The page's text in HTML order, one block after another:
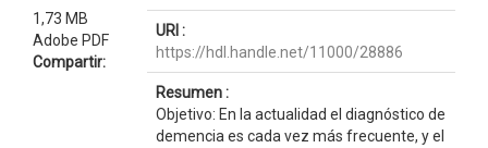
1,73 MB
Adobe PDF
Compartir:
URI :
https://hdl.handle.net/11000/28886
Resumen :
Objetivo: En la actualidad el diagnóstico de
demencia es cada vez más frecuente, y el